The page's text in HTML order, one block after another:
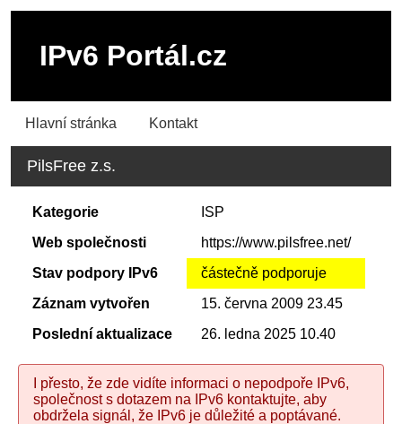
IPv6 Portál.cz
Hlavní stránka Kontakt
PilsFree z.s.
Kategorie
ISP
Web společnosti
https://www.pilsfree.net/
Stav podpory IPv6
částečně podporuje
Záznam vytvořen
15. června 2009 23.45
Poslední aktualizace
26. ledna 2025 10.40
I přesto, že zde vidíte informaci o nepodpoře IPv6,
společnost s dotazem na IPv6 kontaktujte, aby
obdržela signál, že IPv6 je důležité a poptávané.